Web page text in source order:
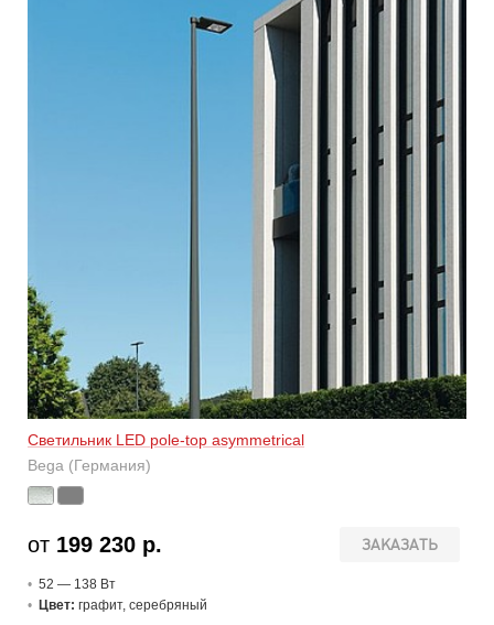
Светильник LED pole-top asymmetrical
Bega (Германия)
ЗАКАЗАТЬ
от 199 230 р.
52 — 138 Вт
Цвет: графит, серебряный